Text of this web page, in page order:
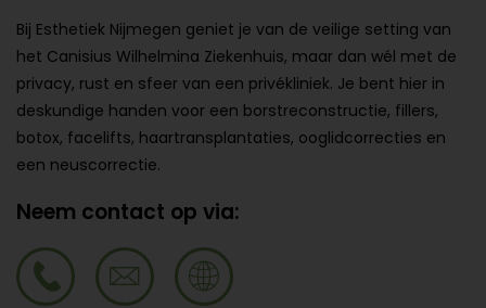
Bij Esthetiek Nijmegen geniet je van de veilige setting van
het Canisius Wilhelmina Ziekenhuis, maar dan wél met de
privacy, rust en sfeer van een privékliniek. Je bent hier in
deskundige handen voor een borstreconstructie, fillers,
botox, facelifts, haartransplantaties, ooglidcorrecties en
een neuscorrectie.
Neem contact op via: